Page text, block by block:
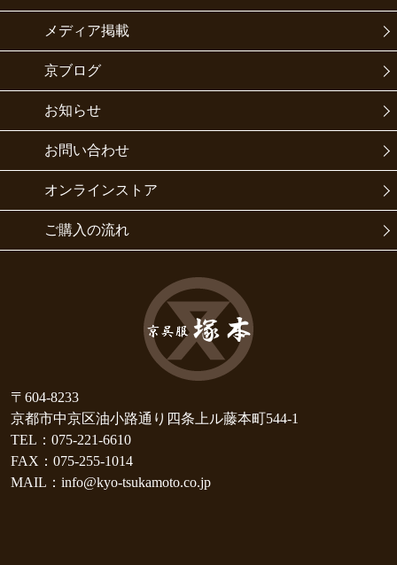
メディア掲載
京ブログ
お知らせ
お問い合わせ
オンラインストア
ご購入の流れ
〒604-8233
京都市中京区油小路通り四条上ル藤本町544-1
TEL：075-221-6610
FAX：075-255-1014
MAIL：info@kyo-tsukamoto.co.jp